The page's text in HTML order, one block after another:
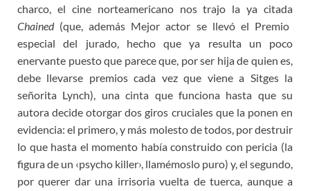
charco, el cine norteamericano nos trajo la ya citada
Chained(que, además Mejor actor se llevó el Premio
especial del jurado, hecho que ya resulta un poco
enervante puesto que parece que, por ser hija de quien es,
debe llevarse premios cada vez que viene a Sitges la
señorita Lynch), una cinta que funciona hasta que su
autora decide otorgar dos giros cruciales que la ponen en
evidencia: el primero, y más molesto de todos, por destruir
lo que hasta el momento había construido con pericia (la
figura de un ‹psycho killer›, llamémoslo puro) y, el segundo,
por querer dar una irrisoria vuelta de tuerca, aunque a